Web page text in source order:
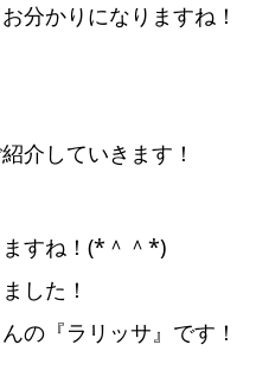
分かりになりますね！
介していきます！
すね！(*＾＾*)
した！
の『ラリッサ』です！